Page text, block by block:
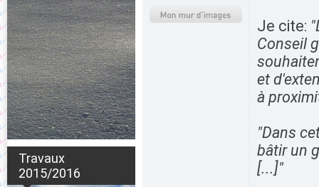
Travaux
2015/2016
Je cite:
Conseil
et
à
"Dans
bâtir un
[...]"